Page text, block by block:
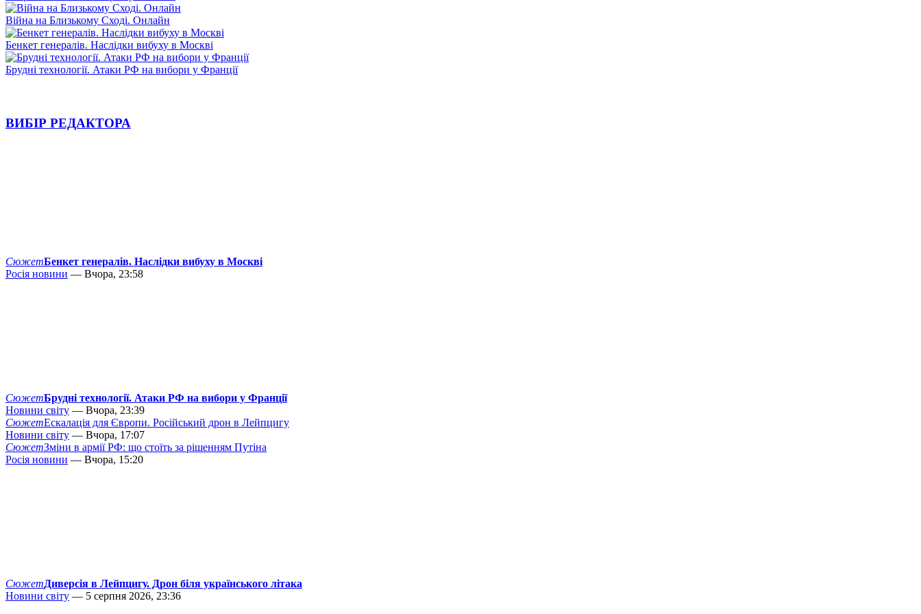
Війна на Близькому Сході. Онлайн
Бенкет генералів. Наслідки вибуху в Москві
Брудні технології. Атаки РФ на вибори у Франції
ВИБІР РЕДАКТОРА
СюжетБенкет генералів. Наслідки вибуху в Москві
Росія новини — Вчора, 23:58
СюжетБрудні технології. Атаки РФ на вибори у Франції
Новини світу — Вчора, 23:39
СюжетЕскалація для Європи. Російський дрон в Лейпцигу
Новини світу — Вчора, 17:07
СюжетЗміни в армії РФ: що стоїть за рішенням Путіна
Росія новини — Вчора, 15:20
СюжетДиверсія в Лейпцигу. Дрон біля українського літака
Новини світу — 5 серпня 2026, 23:36